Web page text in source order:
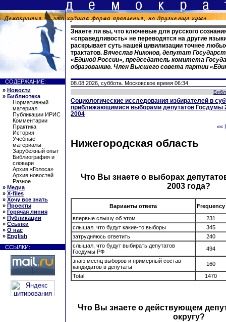
Знаете ли вы, что ключевые для русского
«справедливость» не переводятся на другие
раскрывает суть нашей цивилизации точнее
трактатов. Вячеслав Никонов, депутат
«Единой России», председатель комитета
образованию. Член Высшего совета партии
СОДЕРЖАНИЕ:
» Новости
» Библиотека
Нормативный
материал
Публикации ИРИС
Комментарии
Практика
История
Учебные
материалы
Зарубежный опыт
Библиография и
словари
Архив «Голоса»
Архив новостей
Разное
» Медиа
» X-files
» Хочу все знать
» Проекты
» Горячая линия
» Публикации
» Ссылки
» О нас
» English
ССЫЛКИ:
08.08.2026, суббота. Московское время 06:34
Социологические исследования избирателей в
приближающимися выборами депутатов Госдумы
2004
««
Нижегородская область
Что Вы знаете о выборах
2003 года?
Варианты ответа
Frequency
впервые слышу об этом
231
слышал, что будут какие-то выборы
345
затрудняюсь ответить
240
слышал, что будут выбирать депутатов
Госдумы РФ
494
знаю месяц выборов и примерный состав
кандидатов в депутаты
160
Total
1470
Что Вы знаете о действующем
округу?